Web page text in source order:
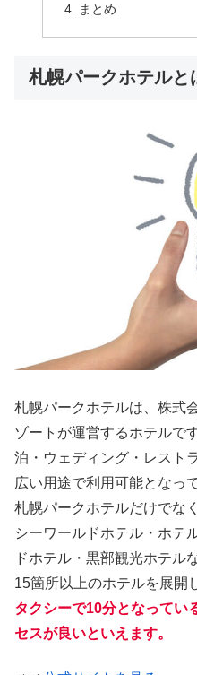
まとめ
札幌パークホテルと
札幌パークホテルは、株式
ゾートが運営するホテルで
泊・ウェディング・レスト
広い用途で利用可能となっ
札幌パークホテルだけでな
シーワールドホテル・ホテ
ドホテル・黒部観光ホテル
15箇所以上のホテルを展開
タクシーで10分となってい
セスが良いといえます。